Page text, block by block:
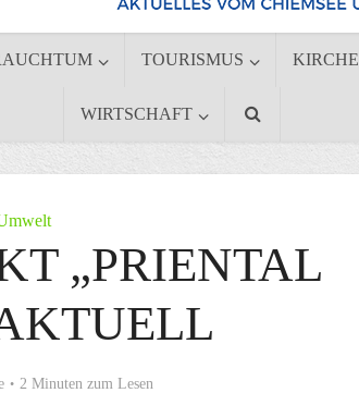
TOURISMUS KIRCHE
WIRTSCHAFT
„PRIENTAL
2 Minuten zum Lesen